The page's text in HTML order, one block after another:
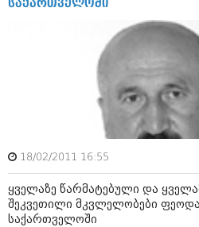
თებერვალი 2017 (205)
იანვარი 2017 (246)
დეკემბერი 2016 (207)
ნოემბერი 2016 (207)
ოქტომბერი 2016 (257)
სექტემბერი 2016 (224)
აგვისტო 2016 (258)
ივლისი 2016 (211)
ივნისი 2016 (221)
მაისი 2016 (261)
აპრილი 2016 (215)
მარტი 2016 (200)
თებერვალი 2016 (250)
საქართველოში
18/02/2011 16:55
ყველაზე წარმატებული და
შეკვეთილი მკვლელობები
საქართველოში